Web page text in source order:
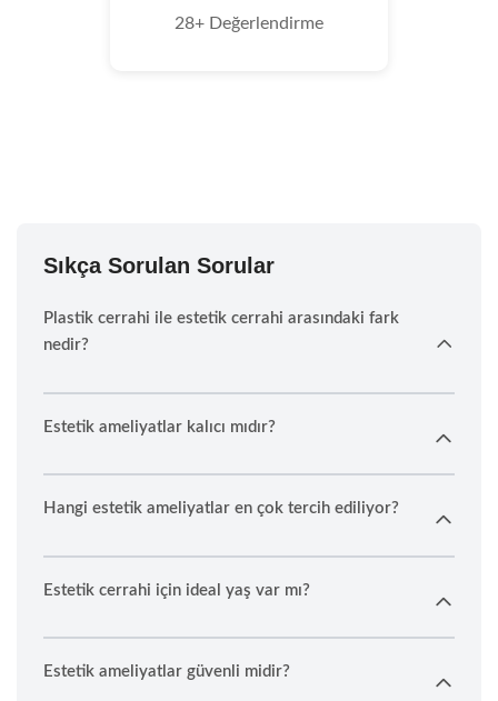
28+ Değerlendirme
Sıkça Sorulan Sorular
Plastik cerrahi ile estetik cerrahi arasındaki fark
nedir?
Estetik ameliyatlar kalıcı mıdır?
Hangi estetik ameliyatlar en çok tercih ediliyor?
Estetik cerrahi için ideal yaş var mı?
Estetik ameliyatlar güvenli midir?